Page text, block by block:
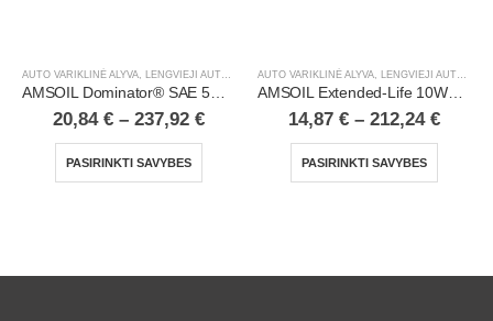
AUTO VARIKLINĖ ALYVA, LENGVIEJI AUTOMOBILIAI
AMSOIL Dominator® SAE 5W20 Synthetic Racing Oil
20,84 € – 237,92 €
PASIRINKTI SAVYBES
AUTO VARIKLINĖ ALYVA, LENGVIEJI AUTOMOBILIAI
AMSOIL Extended-Life 10W40 100% Synthetic Motor Oil
14,87 € – 212,24 €
PASIRINKTI SAVYBES